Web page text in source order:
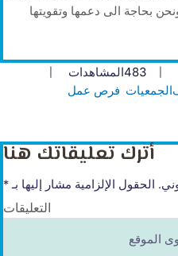
بحاجة الى دعمها وتقويتها
483المشاهدات
الجمعيات فرص عمل
أترك تعليقاتك هنا
الحقول الإلزامية مشار إليها بـ*
التعليقات